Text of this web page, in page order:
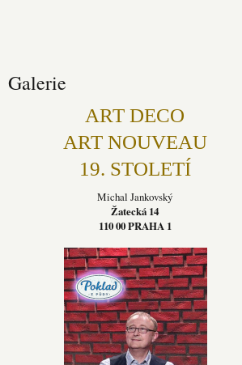
Galerie
ART DECO
ART NOUVEAU
19. STOLETÍ
Michal Jankovský
Žatecká 14
110 00 PRAHA 1